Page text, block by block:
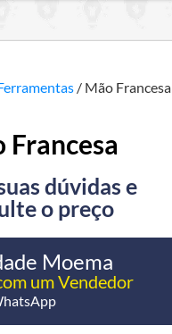
/ Mão Francesa
Francesa
dúvidas e
o preço
Moema
um Vendedor